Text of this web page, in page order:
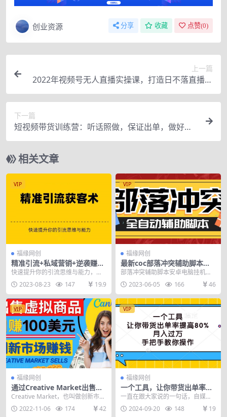
创业资源 分享 收藏 点赞(0)
上一篇
2022年视频号无人直播实操课，打造日不落直播间
跟纯无人直播间
下一篇
短视频带货训练营：听话照做，保证出单，做好了
收益巨大（第10期）
相关文章
VIP
福缘网创
精准引流+私域营销+逆袭赚钱
（三件套）快速提升你的赚钱
快速提升你的引流思维与能力，快
速提升你的私域运营与变现能力，
快速提升你的赚钱认知...
2023-08-23 147 19.9
VIP
福缘网创
最新coc部落冲突辅助脚本，
自动刷墙刷资源捐兵布阵宝石
部落冲突辅助脚本安卓电脑挂机刷
墙刷资源，附赠永久VIP免广告虚拟
机，最重要的是：...
2023-06-05 166 46
VIP
福缘网创
通过Creative Market出售虚
拟商品，日赚150美元，无需
任何设计基础
Creative Market，也叫做创新市
场，是一个知名的虚拟商品交易平
台。作...
2022-11-06 174 42
VIP
福缘网创
一个工具，让你带货出单率提
高80%，月入过万，手把手教
你操作
一直在跟大家说的一句话，自媒体
的尽头就是带货。 不管你是做什么
领域的，最终的变现...
2024-09-20 148 19